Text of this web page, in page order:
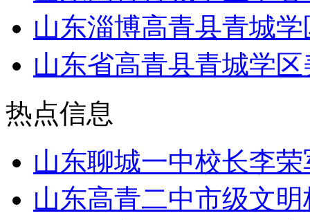
山东淄博高青县青城
山东省高青县青城学
热点信息
山东聊城一中校长李
山东高青二中市级文